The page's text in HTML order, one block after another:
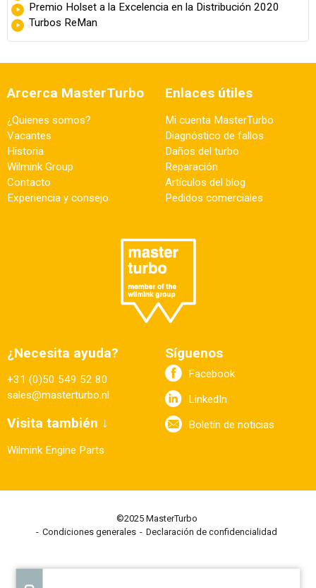
Premio Holset a la Excelencia en la Distribución 2020
Turbos ReMan
Arcerca MasterTurbo
¿Quienes somos?
Vacantes
Historia
Wilmink Group
Contacto
Experiencia y consejo
Enlaces útiles
Mi cuenta MasterTurbo
Diagnóstico de fallos
Daños del turbo
Reparación
Artículos del blog
Pedidos comerciales
¿Necesita ayuda?
+31 (0)50 549 52 80
sales@masterturbo.nl
Visita también ↓
Wilmink Engine Parts
Síguenos
Facebook
LinkedIn
Boletín de noticias
©2025 MasterTurbo
Condiciones generales
Declaración de confidencialidad